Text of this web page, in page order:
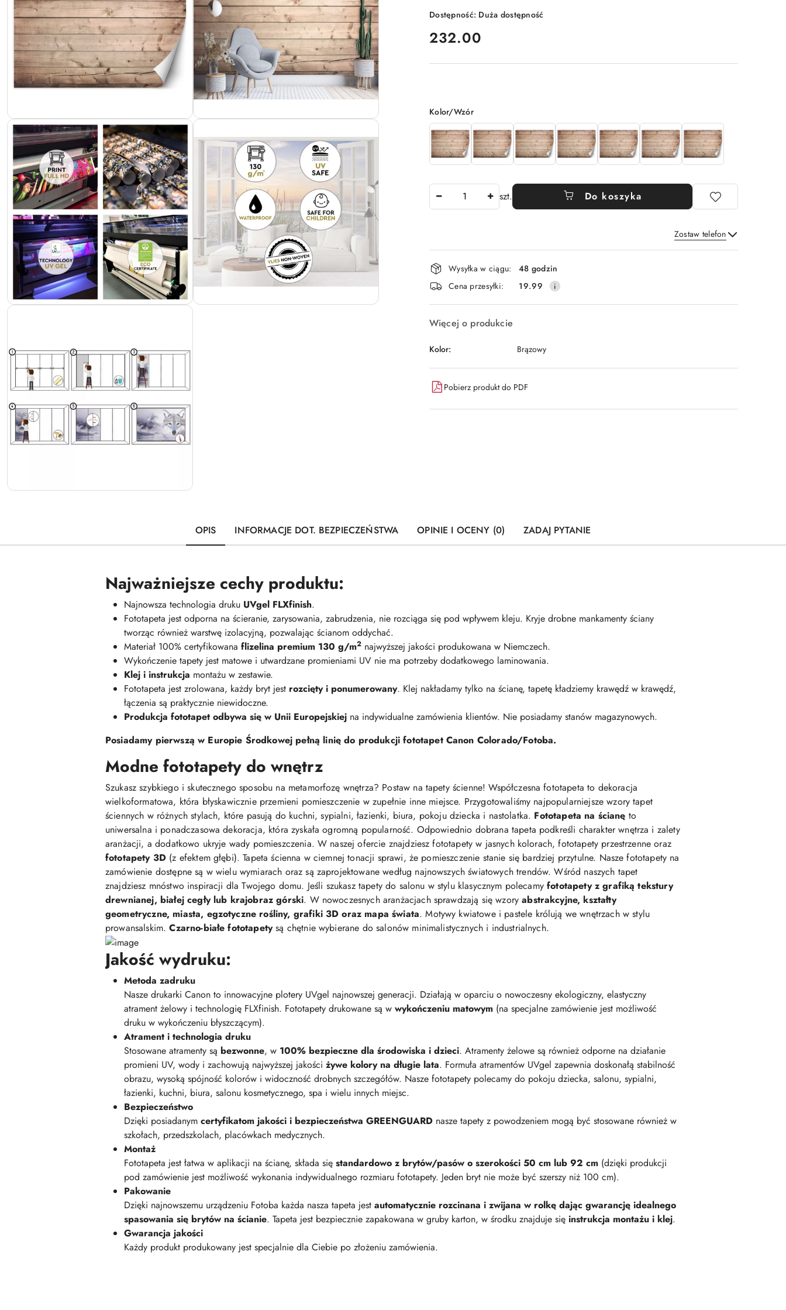
Dostępność: Duża dostępność
cena:
232.00
Wariant
Kolor/Wzór
szt. Do koszyka
Zostaw telefon
Wyślij
Dostępność
i
dostawa
Wysyłka w ciągu:
48 godzin
Cena przesyłki:
19.99
Więcej o produkcie
Kolor: Brązowy
Pobierz produkt do PDF
OPIS INFORMACJE DOT. BEZPIECZEŃSTWA OPINIE I OCENY (0) ZADAJ PYTANIE
Najważniejsze cechy produktu:
Najnowsza technologia druku UVgel FLXfinish.
Fototapeta jest odporna na ścieranie, zarysowania, zabrudzenia, nie rozciąga się pod wpływem kleju. Kryje drobne mankamenty ściany
tworząc również warstwę izolacyjną, pozwalając ścianom oddychać.
Materiał 100% certyfikowana flizelina premium 130 g/m2 najwyższej jakości produkowana w Niemczech.
Wykończenie tapety jest matowe i utwardzane promieniami UV nie ma potrzeby dodatkowego laminowania.
Klej i instrukcja montażu w zestawie.
Fototapeta jest zrolowana, każdy bryt jest rozcięty i ponumerowany. Klej nakładamy tylko na ścianę, tapetę kładziemy krawędź w krawędź,
łączenia są praktycznie niewidoczne.
Produkcja fototapet odbywa się w Unii Europejskiej na indywidualne zamówienia klientów. Nie posiadamy stanów magazynowych.
Posiadamy pierwszą w Europie Środkowej pełną linię do produkcji fototapet Canon Colorado/Fotoba.
Modne fototapety do wnętrz
Szukasz szybkiego i skutecznego sposobu na metamorfozę wnętrza? Postaw na tapety ścienne! Współczesna fototapeta to dekoracja
wielkoformatowa, która błyskawicznie przemieni pomieszczenie w zupełnie inne miejsce. Przygotowaliśmy najpopularniejsze wzory tapet
ściennych w różnych stylach, które pasują do kuchni, sypialni, łazienki, biura, pokoju dziecka i nastolatka. Fototapeta na ścianę to
uniwersalna i ponadczasowa dekoracja, która zyskała ogromną popularność. Odpowiednio dobrana tapeta podkreśli charakter wnętrza i zalety
aranżacji, a dodatkowo ukryje wady pomieszczenia. W naszej ofercie znajdziesz fototapety w jasnych kolorach, fototapety przestrzenne oraz
fototapety 3D (z efektem głębi). Tapeta ścienna w ciemnej tonacji sprawi, że pomieszczenie stanie się bardziej przytulne. Nasze fototapety na
zamówienie dostępne są w wielu wymiarach oraz są zaprojektowane według najnowszych światowych trendów. Wśród naszych tapet
znajdziesz mnóstwo inspiracji dla Twojego domu. Jeśli szukasz tapety do salonu w stylu klasycznym polecamyfototapety z grafiką tekstury
drewnianej, białej cegły lub krajobraz górski. W nowoczesnych aranżacjach sprawdzają się wzoryabstrakcyjne, kształty
geometryczne, miasta, egzotyczne rośliny, grafiki 3D oraz mapa świata. Motywy kwiatowe i pastele królują we wnętrzach w stylu
prowansalskim.Czarno-białe fototapetysą chętnie wybierane do salonów minimalistycznych i industrialnych.
Jakość wydruku:
Metoda zadruku
Nasze drukarki Canon to innowacyjne plotery UVgel najnowszej generacji. Działają w oparciu o nowoczesny ekologiczny, elastyczny
atrament żelowy i technologię FLXfinish. Fototapety drukowane są w wykończeniu matowym (na specjalne zamówienie jest możliwość
druku w wykończeniu błyszczącym).
Atrament i technologia druku
Stosowane atramenty są bezwonne, w 100% bezpieczne dla środowiska i dzieci. Atramenty żelowe są również odporne na działanie
promieni UV, wody i zachowują najwyższej jakości żywe kolory na długie lata. Formuła atramentów UVgel zapewnia doskonałą stabilność
obrazu, wysoką spójność kolorów i widoczność drobnych szczegółów. Nasze fototapety polecamy do pokoju dziecka, salonu, sypialni,
łazienki, kuchni, biura, salonu kosmetycznego, spa i wielu innych miejsc.
Bezpieczeństwo
Dzięki posiadanym certyfikatom jakości i bezpieczeństwa GREENGUARD nasze tapety z powodzeniem mogą być stosowane również w
szkołach, przedszkolach, placówkach medycznych.
Montaż
Fototapeta jest łatwa w aplikacji na ścianę, składa się standardowo z brytów/pasów o szerokości 50 cm lub 92 cm (dzięki produkcji
pod zamówienie jest możliwość wykonania indywidualnego rozmiaru fototapety. Jeden bryt nie może być szerszy niż 100 cm).
Pakowanie
Dzięki najnowszemu urządzeniu Fotoba każda nasza tapeta jest automatycznie rozcinana i zwijana w rolkę dając gwarancję idealnego
spasowania się brytów na ścianie. Tapeta jest bezpiecznie zapakowana w gruby karton, w środku znajduje się instrukcja montażu i klej.
Gwarancja jakości
Każdy produkt produkowany jest specjalnie dla Ciebie po złożeniu zamówienia.